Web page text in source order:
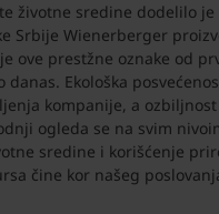
životne sredine dodelilo je
Srbije Wienerberger
ove prestžne oznake od
Ekološka
kompanije, a ozbiljnost
ogleda se na svim
sredine i korišćenje
čine kor našeg